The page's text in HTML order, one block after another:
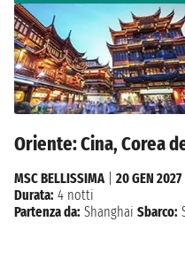
Oriente: Cina, Corea
MSC BELLISSIMA| 20 GEN 2027
Durata: 4 notti
Partenza da: Shanghai Sbarco: